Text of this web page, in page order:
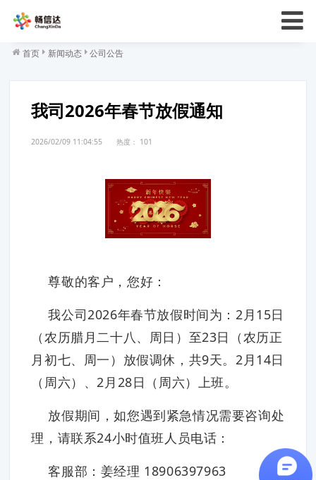
首页 新闻动态 公司公告
我司2026年春节放假通知
2026/02/09 11:04:55 热度： 101
尊敬的客户，您好：
我公司2026年春节放假时间为：2月15日
（农历腊月二十八、周日）至23日（农历正
月初七、周一）放假调休，共9天。2月14日
（周六）、2月28日（周六）上班。
放假期间，如您遇到紧急情况需要咨询处
理，请联系24小时值班人员电话：
客服部：姜经理 18906397963